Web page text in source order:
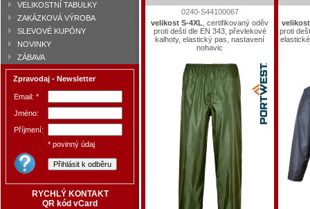
VELIKOSTNÍ TABULKY
ZAKÁZKOVÁ VÝROBA
SLEVOVÉ KUPÓNY
NOVINKY
ZÁBAVA
Zpravodaj - Newsletter
Email: *
Jméno:
Příjmení:
* povinný údaj
RYCHLÝ KONTAKT
QR kód vCard
0240-S44100067
velikost S-4XL , certifikovaný oděv
proti dešti dle EN 343, převlekové
kalhoty, elastický pas, nastavení
nohavic
velikost
proti